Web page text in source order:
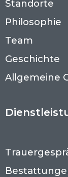
Standorte
Philosophie
Team
Geschichte
Allgemeine